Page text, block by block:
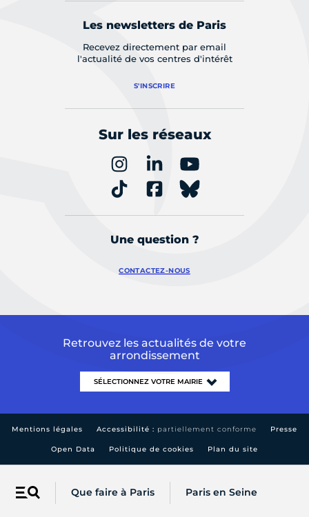
Menu Que faire à Paris Paris en Seine
Les newsletters de Paris
Recevez directement par email
l'actualité de vos centres d'intérêt
S'INSCRIRE
Sur les réseaux
Une question ?
CONTACTEZ-NOUS
Retrouvez les actualités de votre
arrondissement
Mentions légales Accessibilité : partiellement conforme Presse
Open Data Politique de cookies Plan du site